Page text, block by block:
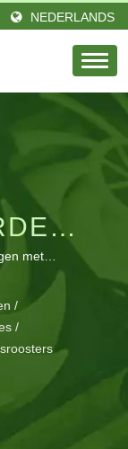
NEDERLANDS
&
met
voor optimale
/
/